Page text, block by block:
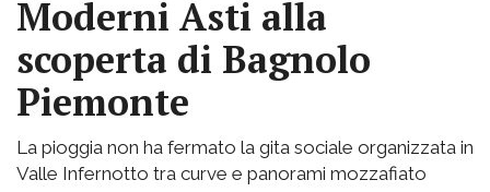
Moderni Asti alla
scoperta di Bagnolo
Piemonte
La pioggia non ha fermato la gita sociale organizzata in
Valle Infernotto tra curve e panorami mozzafiato